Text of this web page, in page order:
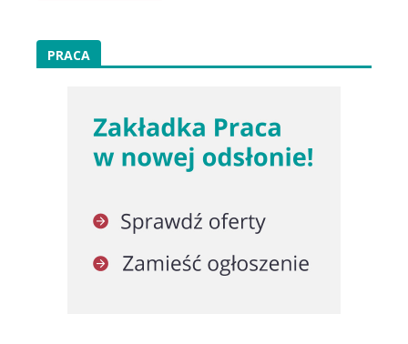
PRACA